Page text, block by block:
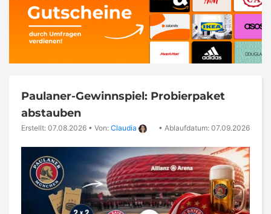
Paulaner-Gewinnspiel: Probierpaket
abstauben
Erstellt: 07.08.2026 • Von: Claudia • Ablaufdatum: 07.09.2026